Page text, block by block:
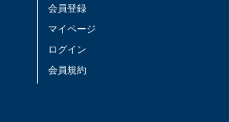
会員登録
マイページ
ログイン
会員規約